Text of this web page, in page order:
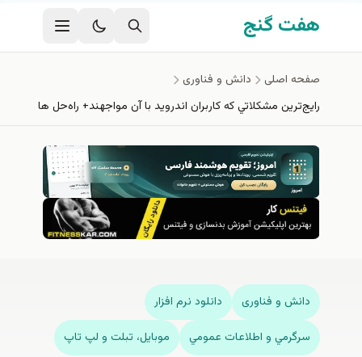
رفتن به محتوای اصلی
هفت گنج
صفحه اصلی
دانش و فناوری
رایج‌ترین مشکلاتي كه کاربران اندروید با آن مواجهند+ راه‌حل‌ ها
دانش و فناوری
دانلود نرم افزار
سرگرمي و اطلاعات عمومي
موبايل، تبلت و لپ تاپ